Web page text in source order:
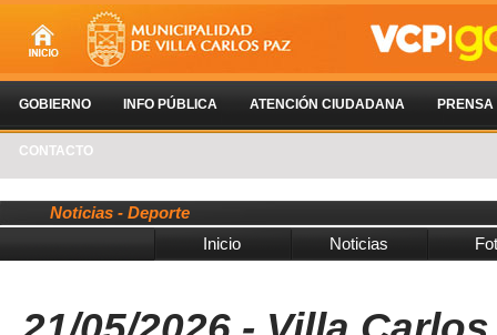
GOBIERNO INFO PÚBLICA ATENCIÓN CIUDADANA PRENSA
CONTACTO
Noticias - Deporte
Inicio
Noticias